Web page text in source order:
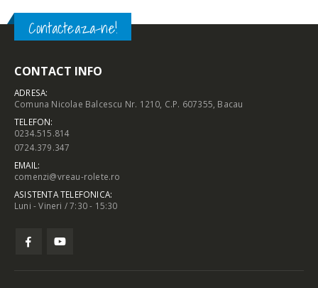
196,00 lei.
Contacteaza-ne!
CONTACT INFO
ADRESA:
Comuna Nicolae Balcescu Nr. 1210, C.P. 607355, Bacau
TELEFON:
0234.515.814
0724.379.347
EMAIL:
comenzi@vreau-rolete.ro
ASISTENTA TELEFONICA:
Luni - Vineri / 7:30 - 15:30